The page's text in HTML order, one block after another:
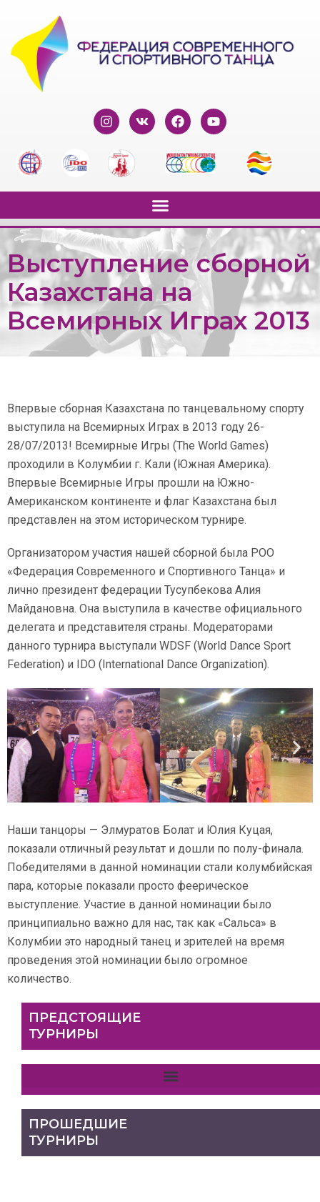
Выступление сборной
Казахстана на
Всемирных Играх 2013
Впервые сборная Казахстана по танцевальному спорту
выступила на Всемирных Играх в 2013 году 26-
28/07/2013! Всемирные Игры (The World Games)
проходили в Колумбии г. Кали (Южная Америка).
Впервые Всемирные Игры прошли на Южно-
Американском континенте и флаг Казахстана был
представлен на этом историческом турнире.
Организатором участия нашей сборной была РОО
«Федерация Современного и Спортивного Танца» и
лично президент федерации Тусупбекова Алия
Майдановна. Она выступила в качестве официального
делегата и представителя страны. Модераторами
данного турнира выступали WDSF (World Dance Sport
Federation) и IDO (International Dance Organization).
Наши танцоры — Элмуратов Болат и Юлия Куцая,
показали отличный результат и дошли по полу-финала.
Победителями в данной номинации стали колумбийская
пара, которые показали просто феерическое
выступление. Участие в данной номинации было
принципиально важно для нас, так как «Сальса» в
Колумбии это народный танец и зрителей на время
проведения этой номинации было огромное
количество.
ПРЕДСТОЯЩИЕ
ТУРНИРЫ
ПРОШЕДШИЕ
ТУРНИРЫ